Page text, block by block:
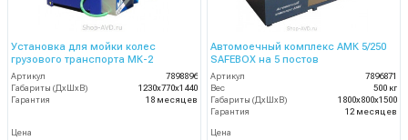
Установка для мойки колес
грузового транспорта МК-2
Артикул
7898896
Габариты (ДхШхВ)
1230х770х1440
Гарантия
18 месяцев
Цена
Автомоечный комплекс АМК 5/250
SAFEBOX на 5 постов
Артикул
7896871
Вес
500 кг
Габариты (ДхШхВ)
1800х800х1500
Гарантия
12 месяцев
Цена